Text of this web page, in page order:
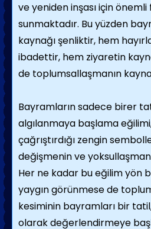
ve yeniden inşası için
sunmaktadır. Bu yüzden
kaynağı şenliktir, hem
ibadettir, hem ziyaretin
de toplumsallaşmanın
Bayramların sadece birer
algılanmaya başlama
çağrıştırdığı zengin
değişmenin ve
Her ne kadar bu eğilim yön
yaygın görünmese de
kesiminin bayramları bir
olarak değerlendirmeye